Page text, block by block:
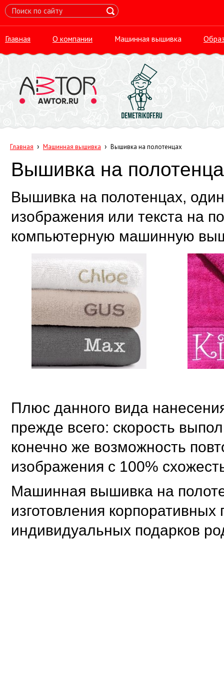
Главная О компании Машинная вышивка
Главная › Машинная вышивка › Вышивка на полотенцах
Вышивка на
Вышивка на полотенцах,
изображения или текста на
компьютерную машинную
Плюс данного вида
прежде всего: скорость
конечно же возможность
изображения с 100%
Машинная вышивка на
изготовления корпоративных
индивидуальных подарков